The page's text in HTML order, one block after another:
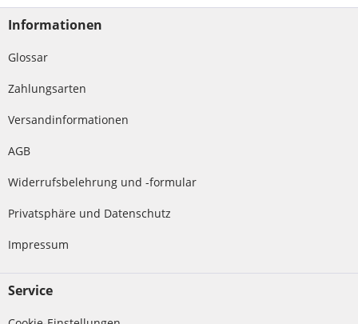
Informationen
Glossar
Zahlungsarten
Versandinformationen
AGB
Widerrufsbelehrung und -formular
Privatsphäre und Datenschutz
Impressum
Service